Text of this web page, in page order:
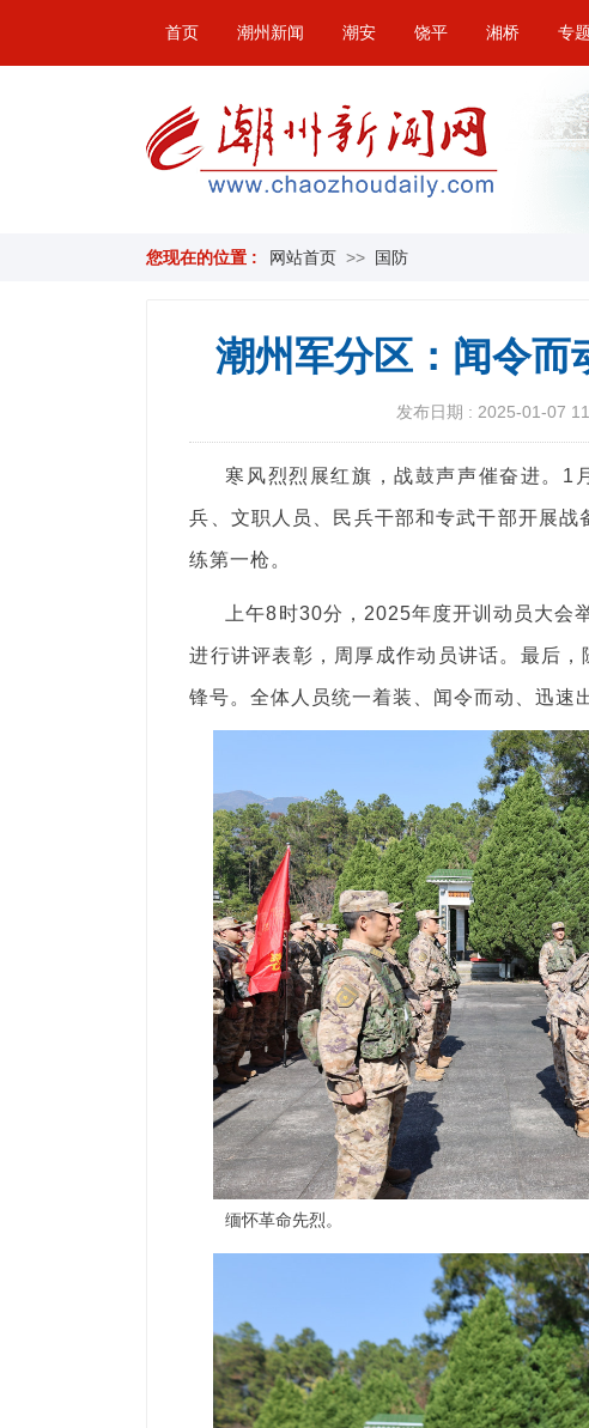
首页 潮州新闻 潮安 饶平 湘桥 专题
您现在的位置 : 网站首页 >> 国防
潮州军分区：闻令而
发布日期 : 2025-01-07
寒风烈烈展红旗，战鼓声声催奋进。1
兵、文职人员、民兵干部和专武干部开展
练第一枪。
上午8时30分，2025年度开训动员大
进行讲评表彰，周厚成作动员讲话。最后
锋号。全体人员统一着装、闻令而动、迅
缅怀革命先烈。